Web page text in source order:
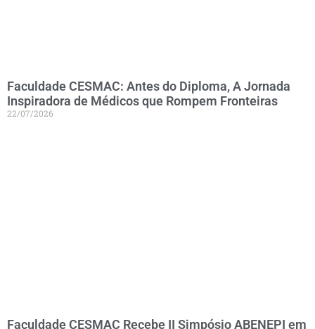
Faculdade CESMAC: Antes do Diploma, A Jornada
Inspiradora de Médicos que Rompem Fronteiras
22/07/2026
Faculdade CESMAC Recebe II Simpósio ABENEPI em